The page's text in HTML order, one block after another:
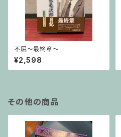
不屈〜最終章〜
¥2,598
その他の商品